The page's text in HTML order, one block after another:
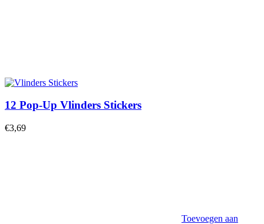
12 Pop-Up Vlinders Stickers
€3,69
Toevoegen aan